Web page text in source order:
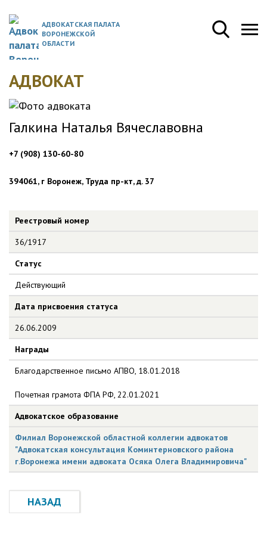
АДВОКАТСКАЯ ПАЛАТА
ВОРОНЕЖСКОЙ
ОБЛАСТИ
АДВОКАТ
Галкина Наталья Вячеславовна
+7 (908) 130-60-80
394061, г Воронеж, Труда пр-кт, д. 37
Реестровый номер
36/1917
Статус
Действующий
Дата присвоения статуса
26.06.2009
Награды
Благодарственное письмо АПВО, 18.01.2018
Почетная грамота ФПА РФ, 22.01.2021
Адвокатское образование
Филиал Воронежской областной коллегии адвокатов
"Адвокатская консультация Коминтерновского района
г.Воронежа имени адвоката Осяка Олега Владимировича"
НАЗАД